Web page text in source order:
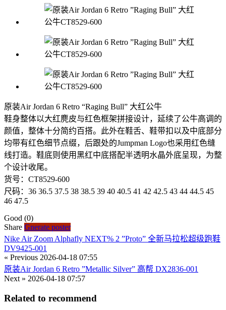
原装Air Jordan 6 Retro “Raging Bull” 大红公牛
鞋身整体以大红麂皮与红色框架拼接设计，延续了公牛高调的
颜值，整体十分简约百搭。此外在鞋舌、鞋带扣以及中底部分
均带有红色细节点缀，后跟处的Jumpman Logo也采用红色缝
线打造。鞋底则使用黑红中底搭配半透明水晶外底呈现，为整
个设计收尾。
货号：CT8529-600
尺码：36 36.5 37.5 38 38.5 39 40 40.5 41 42 42.5 43 44 44.5 45
46 47.5
Good (0)
Share Gnerate poster
Nike Air Zoom Alphafly NEXT% 2 ”Proto” 全新马拉松超级跑鞋
DV9425-001
« Previous 2026-04-18 07:55
原装Air Jordan 6 Retro ”Metallic Silver” 高帮 DX2836-001
Next » 2026-04-18 07:57
Related to recommend